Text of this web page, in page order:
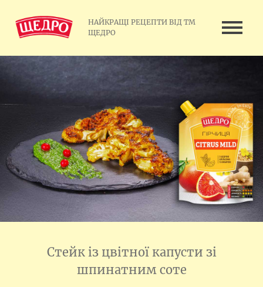
НАЙКРАЩІ РЕЦЕПТИ ВІД ТМ
ЩЕДРО
Cтейк із цвітної капусти зі
шпинатним соте